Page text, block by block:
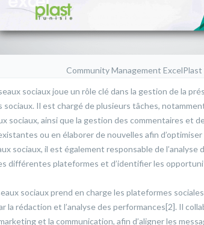
Community Management
sociaux joue un rôle clé dans la gestion de la
sociaux. Il est chargé de plusieurs tâches,
sociaux, ainsi que la gestion des commentaires et
ou en élaborer de nouvelles afin
sociaux, il est également responsable de l’analyse
différentes plateformes et d’identifier les
sociaux prend en charge les plateformes
la rédaction et l’analyse des performances[2]. Il
et la communication, afin d’aligner les